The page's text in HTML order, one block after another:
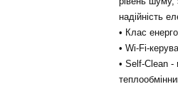
надійність
• Клас
• Wi-Fi-
• Self-Сlean -